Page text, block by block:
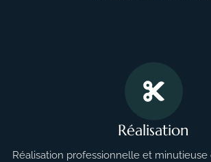
Réalisation
Réalisation professionnelle et